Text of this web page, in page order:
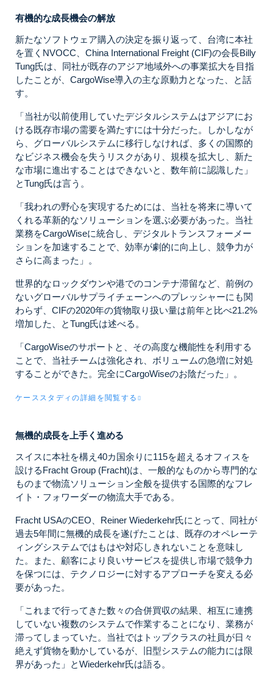
有機的な成長機会の解放
新たなソフトウェア購入の決定を振り返って、台湾に本社
を置くNVOCC、China International Freight (CIF)の会長Billy
Tung氏は、同社が既存のアジア地域外への事業拡大を目指
したことが、CargoWise導入の主な原動力となった、と話
す。
「当社が以前使用していたデジタルシステムはアジアにお
ける既存市場の需要を満たすには十分だった。しかしなが
ら、グローバルシステムに移行しなければ、多くの国際的
なビジネス機会を失うリスクがあり、規模を拡大し、新た
な市場に進出することはできないと、数年前に認識した」
とTung氏は言う。
「我われの野心を実現するためには、当社を将来に導いて
くれる革新的なソリューションを選ぶ必要があった。当社
業務をCargoWiseに統合し、デジタルトランスフォーメー
ションを加速することで、効率が劇的に向上し、競争力が
さらに高まった」。
世界的なロックダウンや港でのコンテナ滞留など、前例の
ないグローバルサプライチェーンへのプレッシャーにも関
わらず、CIFの2020年の貨物取り扱い量は前年と比べ21.2%
増加した、とTung氏は述べる。
「CargoWiseのサポートと、その高度な機能性を利用する
ことで、当社チームは強化され、ボリュームの急増に対処
することができた。完全にCargoWiseのお陰だった」。
ケーススタディの詳細を閲覧する
無機的成長を上手く進める
スイスに本社を構え40カ国余りに115を超えるオフィスを
設けるFracht Group (Fracht)は、一般的なものから専門的な
ものまで物流ソリューション全般を提供する国際的なフレ
イト・フォワーダーの物流大手である。
Fracht USAのCEO、Reiner Wiederkehr氏にとって、同社が
過去5年間に無機的成長を遂げたことは、既存のオペレーテ
ィングシステムではもはや対応しきれないことを意味し
た。また、顧客により良いサービスを提供し市場で競争力
を保つには、テクノロジーに対するアプローチを変える必
要があった。
「これまで行ってきた数々の合併買収の結果、相互に連携
していない複数のシステムで作業することになり、業務が
滞ってしまっていた。 当社ではトップクラスの社員が日々
絶えず貨物を動かしているが、旧型システムの能力には限
界があった 」とWiederkehr氏は語る。